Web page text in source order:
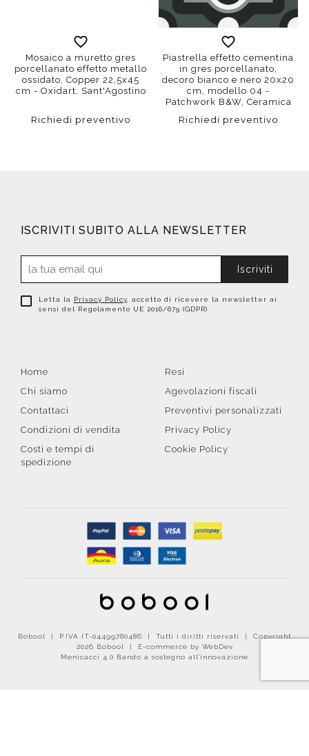
Mosaico a muretto gres
porcellanato effetto metallo
ossidato, Copper 22,5x45
cm - Oxidart, Sant'Agostino
Richiedi preventivo
Piastrella effetto cementina
in gres porcellanato,
decoro bianco e nero 20x20
cm, modello 04 -
Patchwork B&W, Ceramica
Richiedi preventivo
ISCRIVITI SUBITO ALLA NEWSLETTER
Iscriviti
Letta la Privacy Policy , accetto di ricevere la newsletter ai
sensi del Regolamento UE 2016/679 (GDPR)
Home
Chi siamo
Contattaci
Condizioni di vendita
Costi e tempi di
spedizione
Resi
Agevolazioni fiscali
Preventivi personalizzati
Privacy Policy
Cookie Policy
Bobool | P.IVA IT-04499780486 | Tutti i diritti riservati | Copyright
2026 Bobool |
E-commerce by WebDev
Menicacci 4.0 Bando a sostegno all'innovazione